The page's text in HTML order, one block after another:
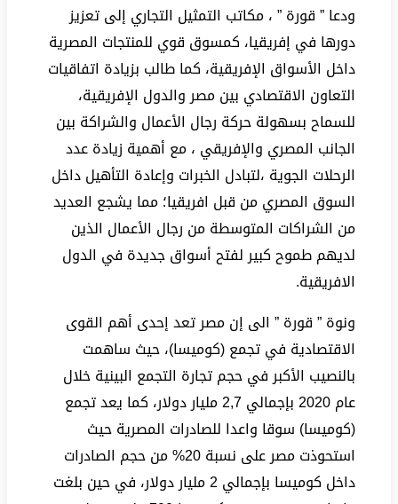
ودعا ” قورة ” ، مكاتب التمثيل التجاري إلى تعزيز
دورها في إفريقيا، كمسوق قوي للمنتجات المصرية
داخل الأسواق الإفريقية، كما طالب بزيادة اتفاقيات
التعاون الاقتصادي بين مصر والدول الإفريقية،
للسماح بسهولة حركة رجال الأعمال والشراكة بين
الجانب المصري والإفريقي ، مع أهمية زيادة عدد
الرحلات الجوية ،لتبادل الخبرات وإعادة التأهيل داخل
السوق المصري من قبل افريقيا؛ مما يشجع العديد
من الشراكات المتوسطة من رجال الأعمال الذين
لديهم طموح كبير لفتح أسواق جديدة في الدول
الافريقية.
ونوة ” قورة ” الى إن مصر تعد إحدى أهم القوى
الاقتصادية في تجمع (كوميسا)، حيث ساهمت
بالنصيب الأكبر في حجم تجارة التجمع البينية خلال
عام 2020 بإجمالي 2,7 مليار دولار، كما يعد تجمع
(كوميسا) سوقا واعدا للصادرات المصرية حيث
استحوذت مصر على نسبة 20% من حجم الصادرات
داخل كوميسا بإجمالي 2 مليار دولار، في حين بلغت